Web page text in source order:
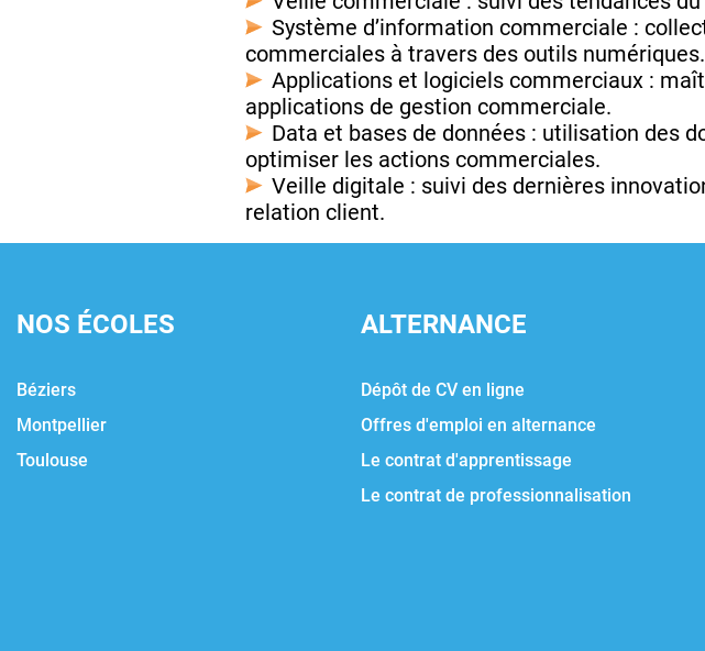
Système d’information commerciale :
commerciales à travers des outils numériques.
Applications et logiciels commerciaux :
applications de gestion commerciale.
Data et bases de données : utilisation des
optimiser les actions commerciales.
Veille digitale : suivi des dernières
relation client.
NOS ÉCOLES
Béziers
Montpellier
Toulouse
ALTERNANCE
Dépôt de CV en ligne
Offres d'emploi en alternance
Le contrat d'apprentissage
Le contrat de professionnalisation